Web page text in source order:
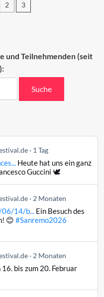
2 3
und Teilnehmenden (seit
Suche
1 Tag
Heute hat uns ein ganz
Guccini 🕊️
2 Monaten
14/b...Ein Besuch des
😊 #Sanremo2026
2 Monaten
bis zum 20. Februar